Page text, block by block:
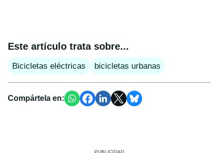
Este artículo trata sobre...
Bicicletas eléctricas bicicletas urbanas
Compártela en: